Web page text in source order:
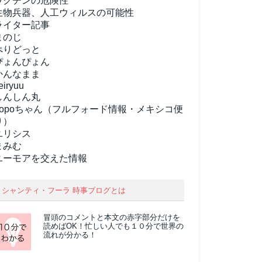
物兵器、人工ウィルスの可能性
イター記事
のじ
りどっと
ょんぴょん
んなまま
んしん丸
ちゃん（フルフォード情報・メキシコ便
リシス
みむ
ーモアを交えた情報
シャンティ・フーラ 時事ブログとは
冒頭のコメントと本文の赤字部分だけを
読めばOK！忙しい人でも１０分で世界の
流れが分かる！